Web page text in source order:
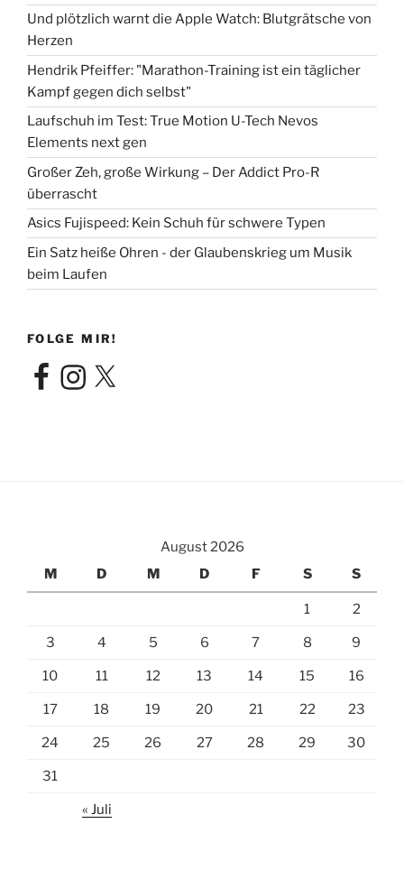
Und plötzlich warnt die Apple Watch: Blutgrätsche von
Herzen
Hendrik Pfeiffer: "Marathon-Training ist ein täglicher
Kampf gegen dich selbst"
Laufschuh im Test: True Motion U-Tech Nevos
Elements next gen
Großer Zeh, große Wirkung – Der Addict Pro-R
überrascht
Asics Fujispeed: Kein Schuh für schwere Typen
Ein Satz heiße Ohren - der Glaubenskrieg um Musik
beim Laufen
FOLGE MIR!
FacebookInstagram
X
August 2026
M
D M D F S S
1 2
3 4 5 6 7 8 9
10 11 12 13 14 15 16
17 18 19 20 21 22 23
24 25 26 27 28 29 30
31
« Juli